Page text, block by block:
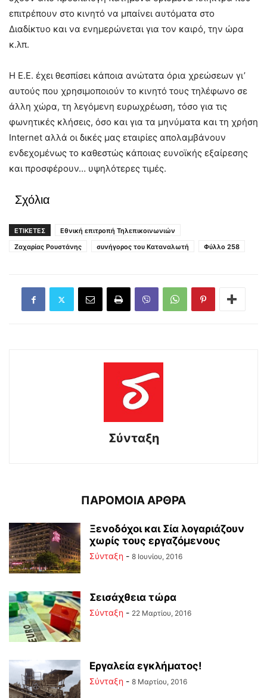
επιτρέπουν στο κινητό να μπαίνει αυτόματα στο
Διαδίκτυο και να ενημερώνεται για τον καιρό, την ώρα
κ.λπ.
Η Ε.Ε. έχει θεσπίσει κάποια ανώτατα όρια χρεώσεων γι’
αυτούς που χρησιμοποιούν το κινητό τους τηλέφωνο σε
άλλη χώρα, τη λεγόμενη ευρωχρέωση, τόσο για τις
φωνητικές κλήσεις, όσο και για τα μηνύματα και τη χρήση
Internet αλλά οι δικές μας εταιρίες απολαμβάνουν
ενδεχομένως το καθεστώς κάποιας ευνοϊκής εξαίρεσης
και προσφέρουν… υψηλότερες τιμές.
Σχόλια
ΕΤΙΚΕΤΕΣ
Εθνική επιτροπή Τηλεπικοινωνιών
Ζαχαρίας Ρουστάνης
συνήγορος του Καταναλωτή Φύλλο 258
Σύνταξη
ΠΑΡΟΜΟΙΑ ΑΡΘΡΑ
Ξενοδόχοι και Σία λογαριάζουν
χωρίς τους εργαζόμενους
Σύνταξη - 8 Ιουνίου, 2016
Σεισάχθεια τώρα
Σύνταξη - 22 Μαρτίου, 2016
Εργαλεία εγκλήματος!
Σύνταξη - 8 Μαρτίου, 2016